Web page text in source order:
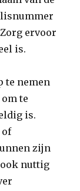
ervoor
is.
te nemen
te
is.
of
zijn
nuttig